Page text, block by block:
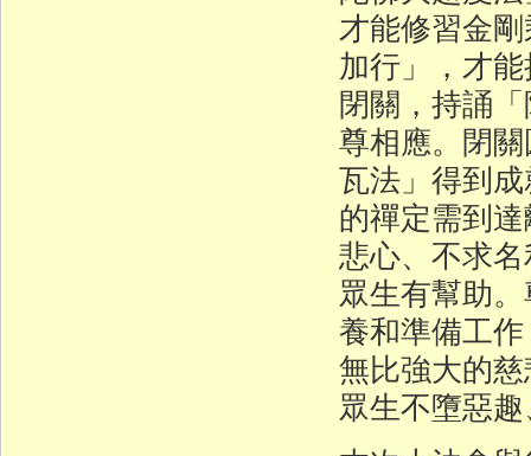
才能修習金
加行」，才
閉關，持誦
尊相應。閉
瓦法」得到
的禪定需到
悲心、不求
眾生有幫助
養和準備工
無比強大的
眾生不墮惡